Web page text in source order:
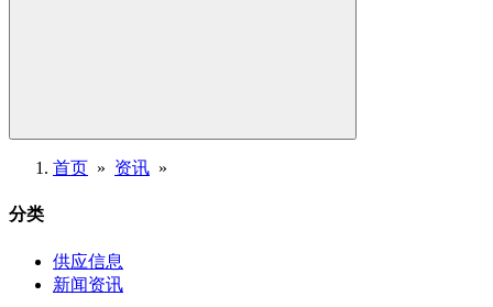
首页 » 资讯 »
分类
供应信息
新闻资讯